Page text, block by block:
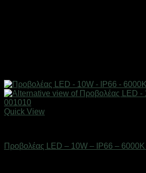
Quick View
Προβολέας LED – 10W – IP66 –